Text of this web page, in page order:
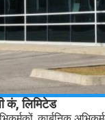
कं, लिमिटेड